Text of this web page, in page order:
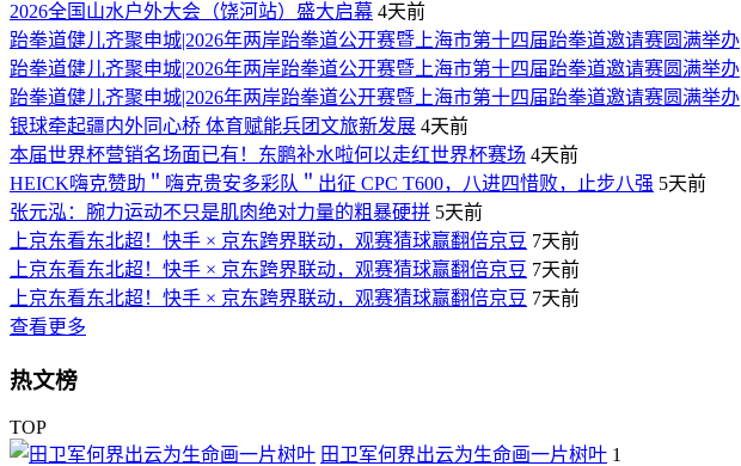
2026全国山水户外大会（饶河站）盛大启幕 4天前
跆拳道健儿齐聚申城|2026年两岸跆拳道公开赛暨上海市第十四届跆拳道邀请赛圆满举办
跆拳道健儿齐聚申城|2026年两岸跆拳道公开赛暨上海市第十四届跆拳道邀请赛圆满举办
跆拳道健儿齐聚申城|2026年两岸跆拳道公开赛暨上海市第十四届跆拳道邀请赛圆满举办
银球牵起疆内外同心桥 体育赋能兵团文旅新发展 4天前
本届世界杯营销名场面已有！东鹏补水啦何以走红世界杯赛场 4天前
HEICK嗨克赞助＂嗨克贵安多彩队＂出征 CPC T600，八进四惜败，止步八强 5天前
张元泓：腕力运动不只是肌肉绝对力量的粗暴硬拼 5天前
上京东看东北超！快手 × 京东跨界联动，观赛猜球赢翻倍京豆 7天前
上京东看东北超！快手 × 京东跨界联动，观赛猜球赢翻倍京豆 7天前
上京东看东北超！快手 × 京东跨界联动，观赛猜球赢翻倍京豆 7天前
查看更多
热文榜
TOP
田卫军何界出云为生命画一片树叶 1